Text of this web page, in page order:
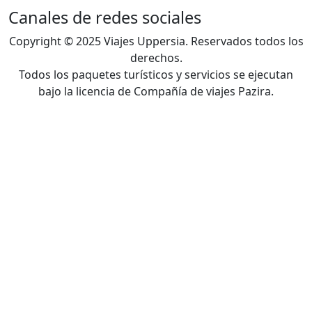
Canales de redes sociales
Copyright © 2025 Viajes Uppersia. Reservados todos los
derechos.
Todos los paquetes turísticos y servicios se ejecutan
bajo la licencia de Compañía de viajes Pazira.